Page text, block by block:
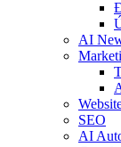
AI
SEO
AI